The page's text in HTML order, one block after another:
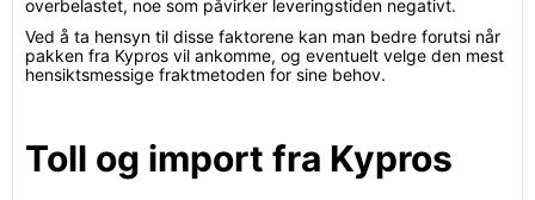
overbelastet, noe som påvirker leveringstiden negativt.
Ved å ta hensyn til disse faktorene kan man bedre forutsi når
pakken fra Kypros vil ankomme, og eventuelt velge den mest
hensiktsmessige fraktmetoden for sine behov.
Toll og import fra Kypros